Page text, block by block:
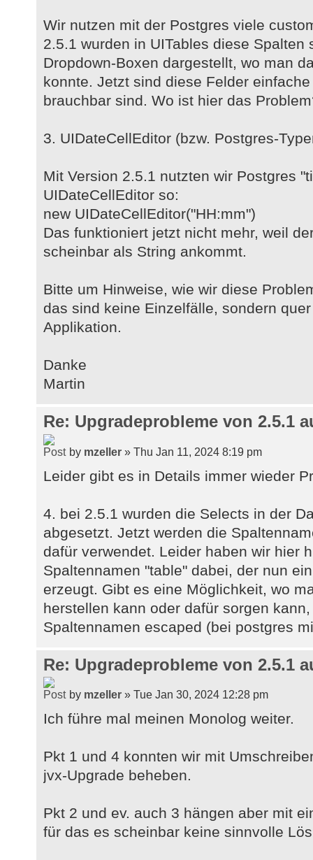
Wir nutzen mit der Postgres viele
2.5.1 wurden in UITables diese Spalten
Dropdown-Boxen dargestellt, wo man
konnte. Jetzt sind diese Felder
brauchbar sind. Wo ist hier das
3. UIDateCellEditor (bzw. Postgres-
Mit Version 2.5.1 nutzten wir Postgres
UIDateCellEditor so:
new UIDateCellEditor("HH:mm")
Das funktioniert jetzt nicht mehr, weil
scheinbar als String ankommt.
Bitte um Hinweise, wie wir diese
das sind keine Einzelfälle, sondern
Applikation.
Danke
Martin
Re: Upgradeprobleme von 2.5.1
by mzeller » Thu Jan 11, 2024 8:19 pm
Leider gibt es in Details immer wieder
4. bei 2.5.1 wurden die Selects in der
abgesetzt. Jetzt werden die
dafür verwendet. Leider haben wir hier
Spaltennamen "table" dabei, der nun
erzeugt. Gibt es eine Möglichkeit, wo
herstellen kann oder dafür sorgen
Spaltennamen escaped (bei postgres
Re: Upgradeprobleme von 2.5.1
by mzeller » Tue Jan 30, 2024 12:28 pm
Ich führe mal meinen Monolog weiter.
Pkt 1 und 4 konnten wir mit
jvx-Upgrade beheben.
Pkt 2 und ev. auch 3 hängen aber mit
für das es scheinbar keine sinnvolle